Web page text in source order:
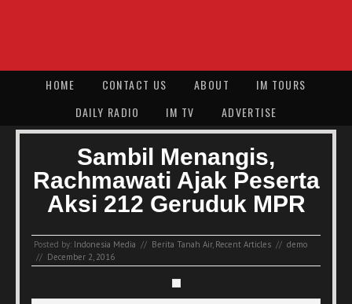
HOME CONTACT US ABOUT
IM TOURS
DAILY RADIO
IM TV ADVERTISE
Sambil Menangis,
Rachmawati Ajak Peserta
Aksi 212 Geruduk MPR
Posted by: Indonesia Media // Berita Tanah Air, Recent Articles // demo
// December 2, 2016